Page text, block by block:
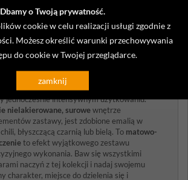
Dbamy o Twoją prywatność.
cookie w celu realizacji usługi zgodnie z
. Możesz określić warunki przechowywania
do cookie w Twojej przeglądarce.
zamknij
o surowym wykończeniu
na temat ewolucji serwisó obiadowych i
Revol pozostaje wierny swojemu
potraw na talerzu i dookoła niego. Jej -
styl to niepowtarzalna okazja do upiększenia
jednoczesnie intensywnym użytkowaniu.
nielakierowane, surowewnętrze
zastawy, jest zdobione emalią w
błyszczącą czarnią lub bielą. To matowo-
to efekt wyjątkowego zestawu
wykonania. Baw się wszystkimi
naczyń z tej kolekcji i nadaj swojemu
charakter, miejsce do dzielenia się i